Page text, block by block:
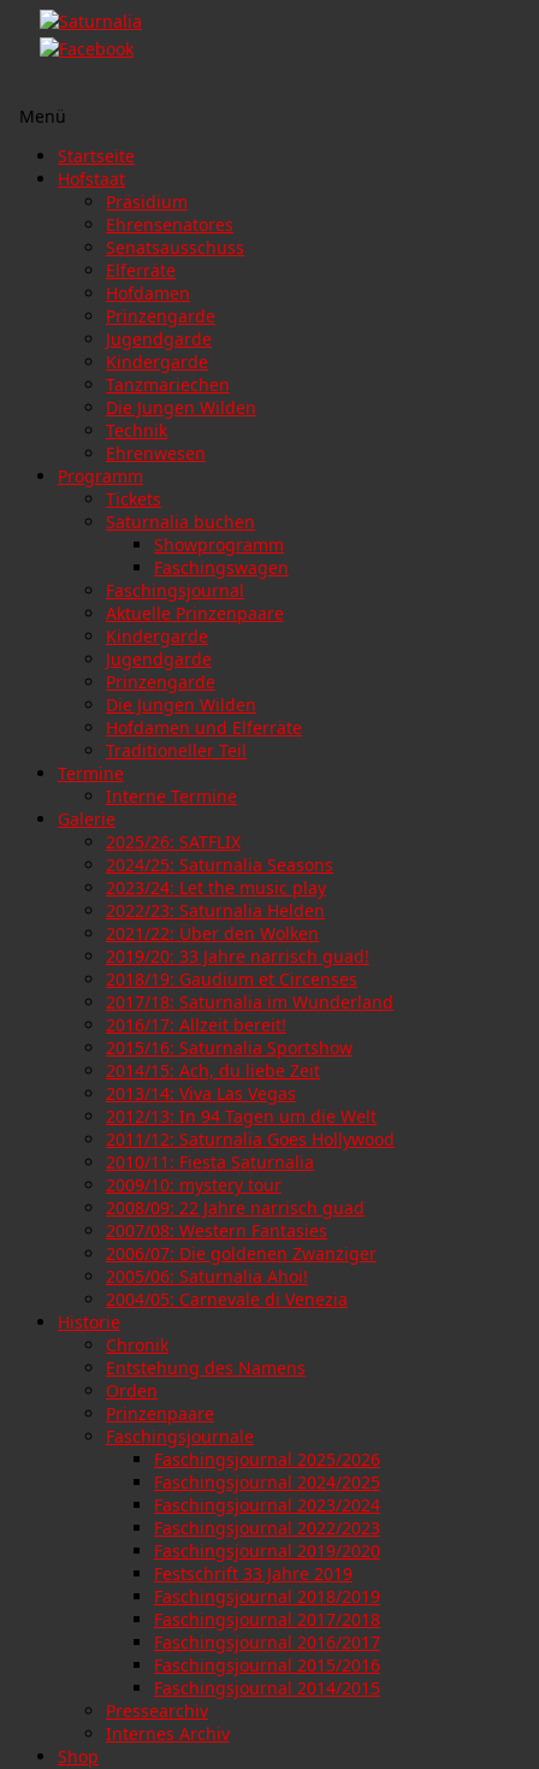
Menü
Zum
Inhalt
Startseite
Hofstaat
Präsidium
Ehrensenatores
Senatsausschuss
Elferräte
Hofdamen
Prinzengarde
Jugendgarde
Kindergarde
Tanzmariechen
Die Jungen Wilden
Technik
Ehrenwesen
Programm
Tickets
Saturnalia buchen
Showprogramm
Faschingswagen
Faschingsjournal
Aktuelle Prinzenpaare
Kindergarde
Jugendgarde
Prinzengarde
Die Jungen Wilden
Hofdamen und Elferräte
Traditioneller Teil
Termine
Interne Termine
Galerie
2025/26: SATFLIX
2024/25: Saturnalia Seasons
2023/24: Let the music play
2022/23: Saturnalia Helden
2021/22: Über den Wolken
2019/20: 33 Jahre narrisch guad!
2018/19: Gaudium et Circenses
2017/18: Saturnalia im Wunderland
2016/17: Allzeit bereit!
2015/16: Saturnalia Sportshow
2014/15: Ach, du liebe Zeit
2013/14: Viva Las Vegas
2012/13: In 94 Tagen um die Welt
2011/12: Saturnalia Goes Hollywood
2010/11: Fiesta Saturnalia
2009/10: mystery tour
2008/09: 22 Jahre narrisch guad
2007/08: Western Fantasies
2006/07: Die goldenen Zwanziger
2005/06: Saturnalia Ahoi!
2004/05: Carnevale di Venezia
Historie
Chronik
Entstehung des Namens
Orden
Prinzenpaare
Faschingsjournale
Faschingsjournal 2025/2026
Faschingsjournal 2024/2025
Faschingsjournal 2023/2024
Faschingsjournal 2022/2023
Faschingsjournal 2019/2020
Festschrift 33 Jahre 2019
Faschingsjournal 2018/2019
Faschingsjournal 2017/2018
Faschingsjournal 2016/2017
Faschingsjournal 2015/2016
Faschingsjournal 2014/2015
Pressearchiv
Internes Archiv
Shop